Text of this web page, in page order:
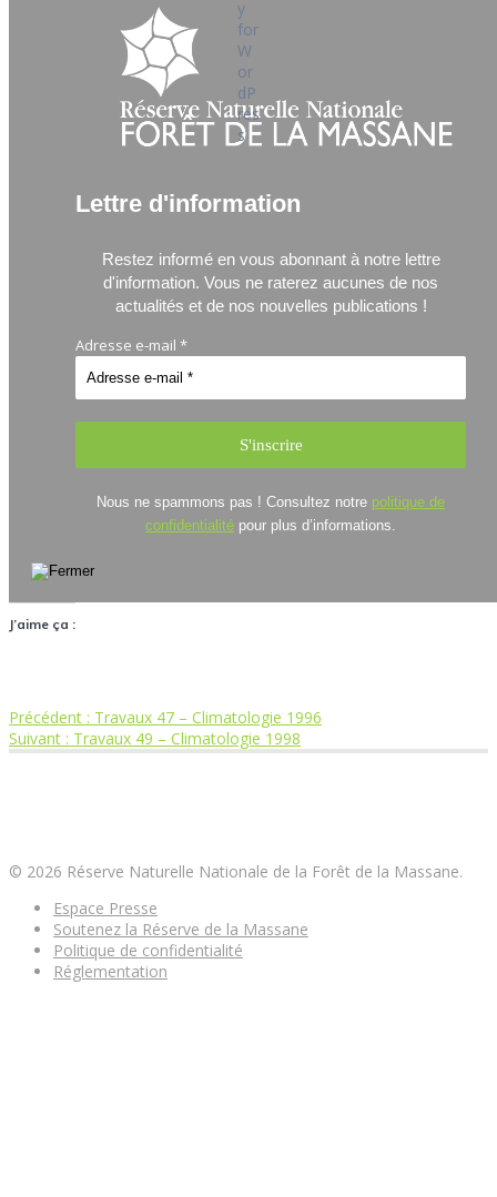
Lettre d'information
Restez informé en vous abonnant à notre lettre
d'information. Vous ne raterez aucunes de nos
actualités et de nos nouvelles publications !
Adresse e-mail *
Nous ne spammons pas ! Consultez notre politique de
confidentialité pour plus d’informations.
J’aime ça :
Navigation
Précédent : Article
précédent
Travaux 47 – Climatologie 1996
Suivant : Article
Travaux 49 – Climatologie 1998
© 2026 Réserve Naturelle Nationale de la Forêt de la Massane.
Espace Presse
Soutenez la Réserve de la Massane
Politique de confidentialité
Réglementation